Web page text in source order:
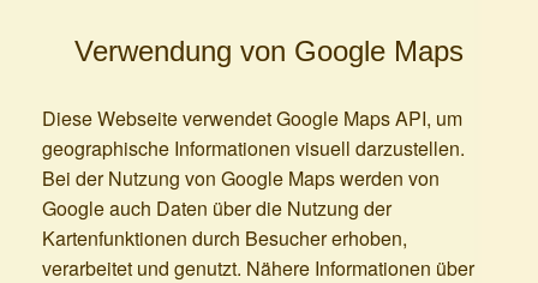
Verwendung von Google Maps
Diese Webseite verwendet Google Maps API, um
geographische Informationen visuell darzustellen.
Bei der Nutzung von Google Maps werden von
Google auch Daten über die Nutzung der
Kartenfunktionen durch Besucher erhoben,
verarbeitet und genutzt. Nähere Informationen über